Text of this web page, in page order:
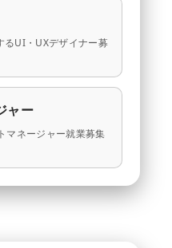
るUI・UXデザイナー募
ャー
マネージャー就業募集